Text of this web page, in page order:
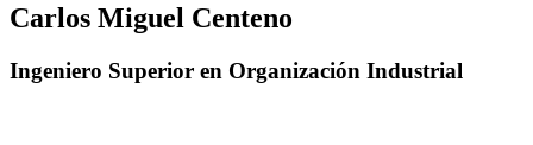
Carlos Miguel Centeno
Ingeniero Superior en Organización Industrial